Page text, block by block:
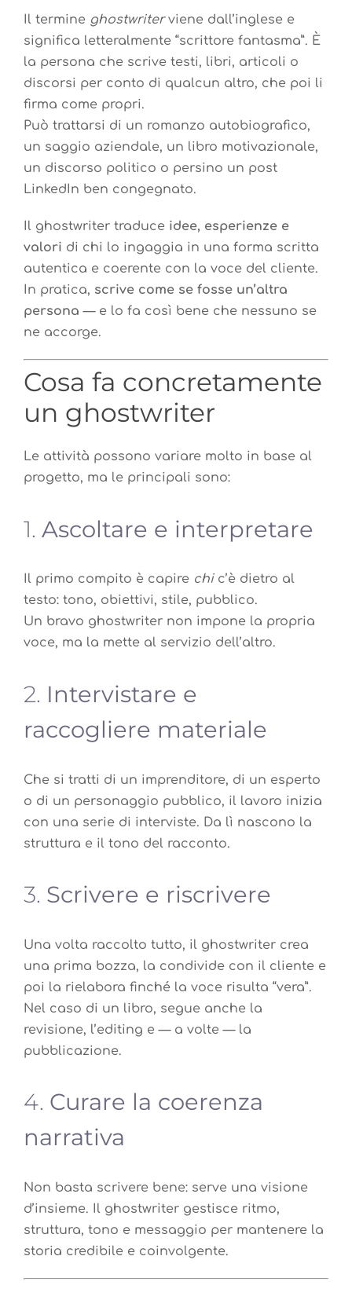
Il termine ghostwriterviene dall’inglese e
significa letteralmente “scrittore fantasma”. È
la persona che scrive testi, libri, articoli o
discorsi per conto di qualcun altro, che poi li
firma come propri.
Può trattarsi di un romanzo autobiografico,
un saggio aziendale, un libro motivazionale,
un discorso politico o persino un post
LinkedIn ben congegnato.
Il ghostwriter traduce idee, esperienze e
valori di chi lo ingaggia in una forma scritta
autentica e coerente con la voce del cliente.
In pratica, scrive come se fosse un’altra
persona — e lo fa così bene che nessuno se
ne accorge.
Cosa fa concretamente
un ghostwriter
Le attività possono variare molto in base al
progetto, ma le principali sono:
1. Ascoltare e interpretare
Il primo compito è capire chic’è dietro al
testo: tono, obiettivi, stile, pubblico.
Un bravo ghostwriter non impone la propria
voce, ma la mette al servizio dell’altro.
2. Intervistare e
raccogliere materiale
Che si tratti di un imprenditore, di un esperto
o di un personaggio pubblico, il lavoro inizia
con una serie di interviste. Da lì nascono la
struttura e il tono del racconto.
3. Scrivere e riscrivere
Una volta raccolto tutto, il ghostwriter crea
una prima bozza, la condivide con il cliente e
poi la rielabora finché la voce risulta “vera”.
Nel caso di un libro, segue anche la
revisione, l’editing e — a volte — la
pubblicazione.
4. Curare la coerenza
narrativa
Non basta scrivere bene: serve una visione
d’insieme. Il ghostwriter gestisce ritmo,
struttura, tono e messaggio per mantenere la
storia credibile e coinvolgente.